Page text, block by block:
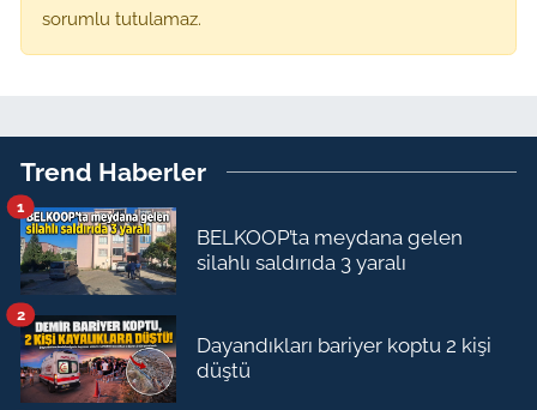
sorumlu tutulamaz.
Trend Haberler
BELKOOP’ta meydana gelen
silahlı saldırıda 3 yaralı
1
Dayandıkları bariyer koptu 2 kişi
düştü
2